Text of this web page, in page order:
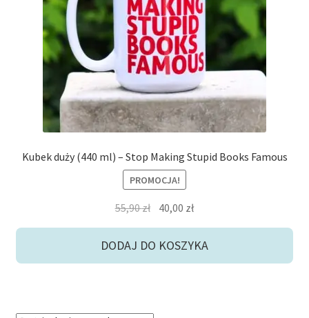
Niskie ceny
Konto
Kubek duży (440 ml) – Stop Making Stupid Books Famous
PROMOCJA!
55,90zł Pierwotna
cena
wynosiła:
40,00 złAktualna
cena
wynosi:
DODAJ DO KOSZYKA